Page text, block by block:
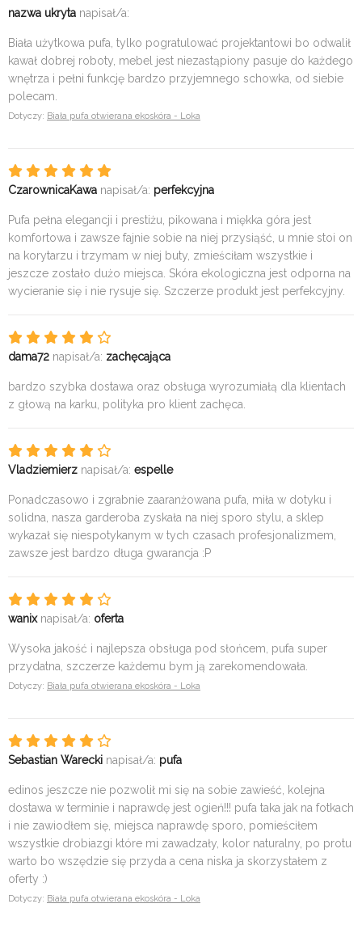
nazwa ukryta napisał/a:
Biała użytkowa pufa, tylko pogratulować projektantowi bo odwalił
kawał dobrej roboty, mebel jest niezastąpiony pasuje do każdego
wnętrza i pełni funkcję bardzo przyjemnego schowka, od siebie
polecam.
Dotyczy: Biała pufa otwierana ekoskóra - Loka
CzarownicaKawa napisał/a: perfekcyjna
Pufa pełna elegancji i prestiżu, pikowana i miękka góra jest
komfortowa i zawsze fajnie sobie na niej przysiąść, u mnie stoi on
na korytarzu i trzymam w niej buty, zmieściłam wszystkie i
jeszcze zostało dużo miejsca. Skóra ekologiczna jest odporna na
wycieranie się i nie rysuje się. Szczerze produkt jest perfekcyjny.
dama72 napisał/a: zachęcająca
bardzo szybka dostawa oraz obsługa wyrozumiałą dla klientach
z głową na karku, polityka pro klient zachęca.
Vladziemierz napisał/a: espelle
Ponadczasowo i zgrabnie zaaranżowana pufa, miła w dotyku i
solidna, nasza garderoba zyskała na niej sporo stylu, a sklep
wykazał się niespotykanym w tych czasach profesjonalizmem,
zawsze jest bardzo długa gwarancja :P
wanixnapisał/a: oferta
Wysoka jakość i najlepsza obsługa pod słońcem, pufa super
przydatna, szczerze każdemu bym ją zarekomendowała.
Dotyczy: Biała pufa otwierana ekoskóra - Loka
Sebastian Warecki napisał/a: pufa
edinos jeszcze nie pozwolił mi się na sobie zawieść, kolejna
dostawa w terminie i naprawdę jest ogień!!! pufa taka jak na fotkach
i nie zawiodłem się, miejsca naprawdę sporo, pomieściłem
wszystkie drobiazgi które mi zawadzały, kolor naturalny, po protu
warto bo wszędzie się przyda a cena niska ja skorzystałem z
oferty :)
Dotyczy: Biała pufa otwierana ekoskóra - Loka